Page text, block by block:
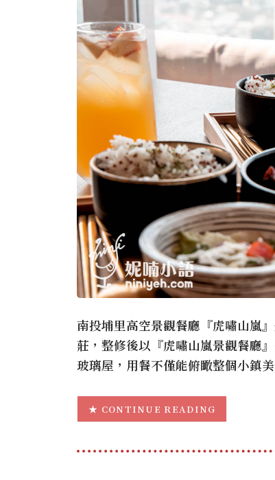
南投埔里高空景觀餐廳『虎嘯山嵐
莊，整修後以『虎嘯山嵐景觀餐廳
玻璃屋，用餐不僅能俯瞰整個小鎮
CONTINUE READING